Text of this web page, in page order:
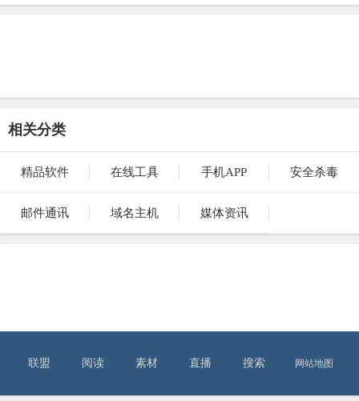
相关分类
精品软件 在线工具 手机APP 安全杀毒
邮件通讯 域名主机 媒体资讯
联盟 阅读 素材 直播 搜索 网站地图